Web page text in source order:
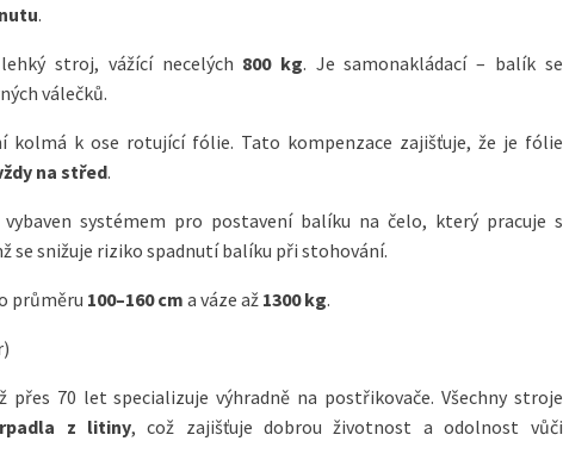
.
stroj, vážící necelých 800 kg. Je samonakládací – balík se
válečků.
kolmá k ose rotující fólie. Tato kompenzace zajišťuje, že je fólie
na střed.
systémem pro postavení balíku na čelo, který pracuje s
se snižuje riziko spadnutí balíku při stohování.
průměru 100–160 cm a váze až 1300 kg.
přes 70 let specializuje výhradně na postřikovače. Všechny stroje
z litiny, což zajišťuje dobrou životnost a odolnost vůči